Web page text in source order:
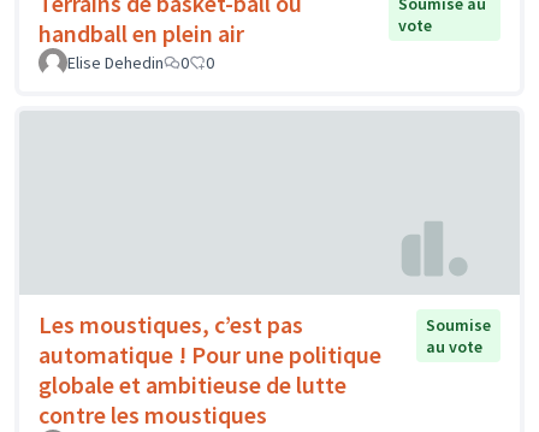
handball en plein air
vote
Elise Dehedin
0 0
Les moustiques, c’est pas
automatique ! Pour une politique
globale et ambitieuse de lutte
contre les moustiques
Soumise
au vote